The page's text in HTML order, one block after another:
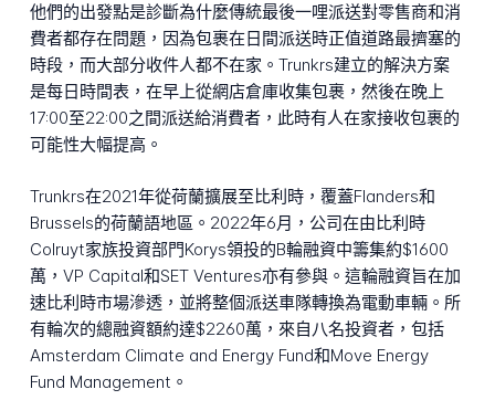
他們的出發點是診斷為什麼傳統最後一哩派送對零售商和消
費者都存在問題，因為包裹在日間派送時正值道路最擠塞的
時段，而大部分收件人都不在家。Trunkrs建立的解決方案
是每日時間表，在早上從網店倉庫收集包裹，然後在晚上
17:00至22:00之間派送給消費者，此時有人在家接收包裹的
可能性大幅提高。
Trunkrs在2021年從荷蘭擴展至比利時，覆蓋Flanders和
Brussels的荷蘭語地區。2022年6月，公司在由比利時
Colruyt家族投資部門Korys領投的B輪融資中籌集約$1600
萬，VP Capital和SET Ventures亦有參與。這輪融資旨在加
速比利時市場滲透，並將整個派送車隊轉換為電動車輛。所
有輪次的總融資額約達$2260萬，來自八名投資者，包括
Amsterdam Climate and Energy Fund和Move Energy
Fund Management。